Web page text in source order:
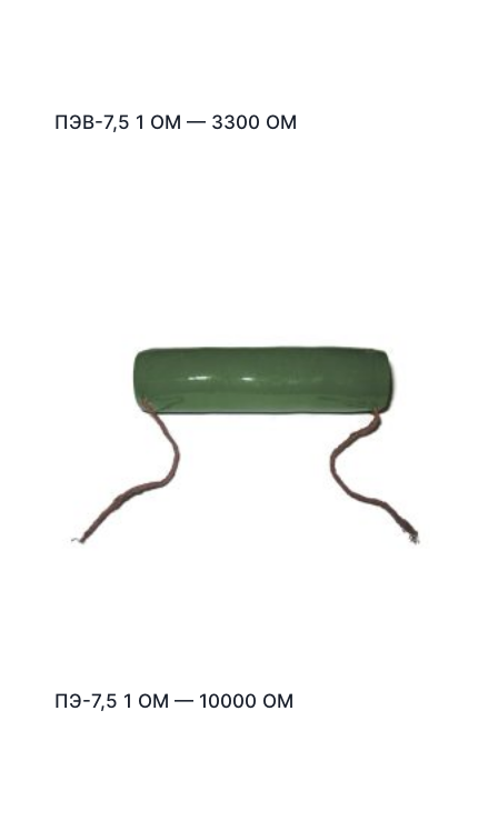
ПЭВ-7,5 1 ОМ — 3300 ОМ
ПЭ-7,5 1 ОМ — 10000 ОМ